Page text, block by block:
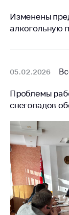
Изменены
алкогольную
05.02.2026
Проблемы
снегопадов